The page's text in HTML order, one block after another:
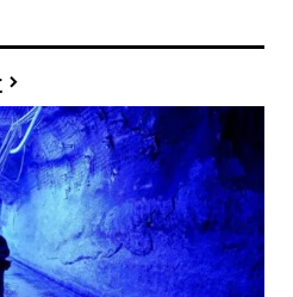
julkaista.Pakolliset